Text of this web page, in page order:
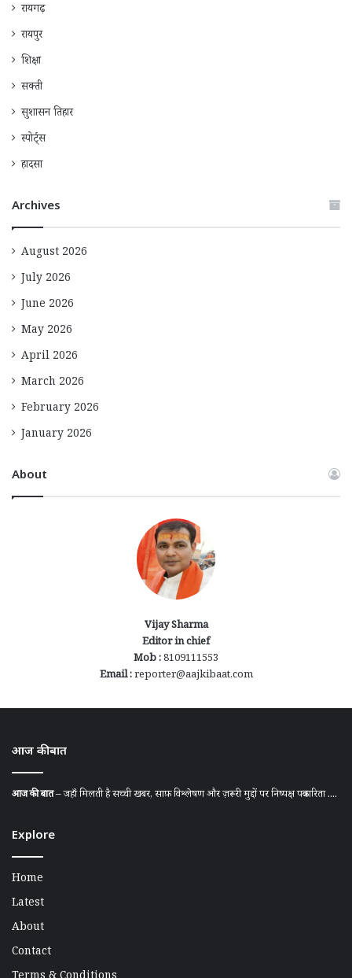
रायगढ़
रायपुर
शिक्षा
सक्ती
सुशासन तिहार
स्पोर्ट्स
हादसा
Archives
August 2026
July 2026
June 2026
May 2026
April 2026
March 2026
February 2026
January 2026
About
Vijay Sharma
Editor in chief
Mob :8109111553
Email :reporter@aajkibaat.com
आज की बात
आज की बात– जहाँ मिलती है सच्ची खबर, साफ़ विश्लेषण और ज़रूरी मुद्दों पर निष्पक्ष पत्रकारिता ....
Explore
Home
Latest
About
Contact